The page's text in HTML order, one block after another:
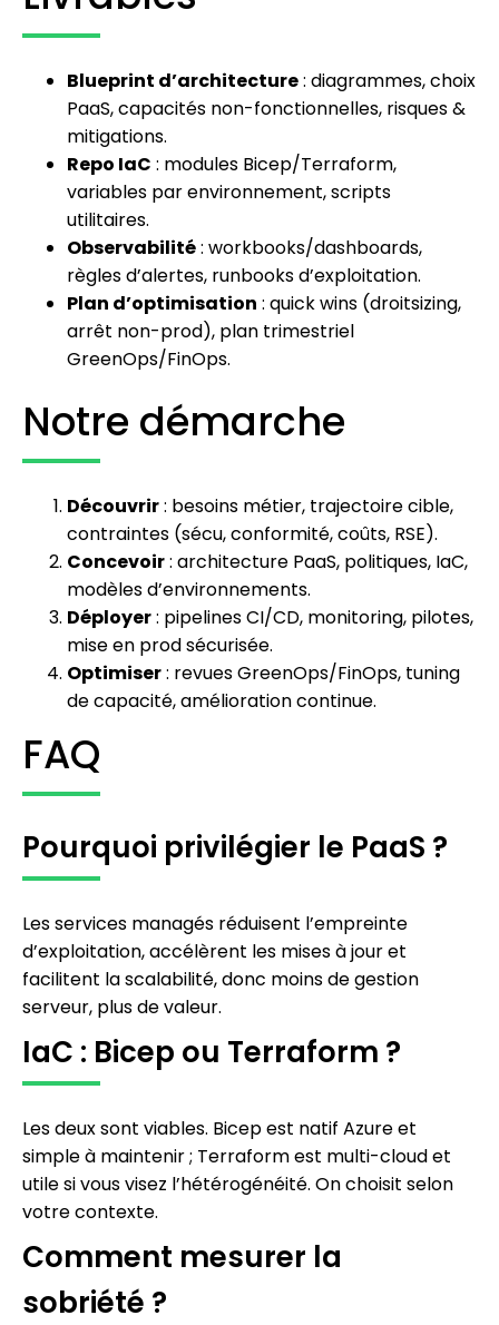
Blueprint d’architecture: diagrammes, choix
PaaS, capacités non-fonctionnelles, risques &
mitigations.
Repo IaC : modules Bicep/Terraform,
variables par environnement, scripts
utilitaires.
Observabilité: workbooks/dashboards,
règles d’alertes, runbooks d’exploitation.
Plan d’optimisation : quick wins (droitsizing,
arrêt non-prod), plan trimestriel
GreenOps/FinOps.
Notre démarche
Découvrir: besoins métier, trajectoire cible,
contraintes (sécu, conformité, coûts, RSE).
Concevoir: architecture PaaS, politiques, IaC,
modèles d’environnements.
Déployer: pipelines CI/CD, monitoring, pilotes,
mise en prod sécurisée.
Optimiser: revues GreenOps/FinOps, tuning
de capacité, amélioration continue.
FAQ
Pourquoi privilégier le PaaS ?
Les services managés réduisent l’empreinte
d’exploitation, accélèrent les mises à jour et
facilitent la scalabilité, donc moins de gestion
serveur, plus de valeur.
IaC : Bicep ou Terraform ?
Les deux sont viables. Bicep est natif Azure et
simple à maintenir ; Terraform est multi-cloud et
utile si vous visez l’hétérogénéité. On choisit selon
votre contexte.
Comment mesurer la
sobriété ?